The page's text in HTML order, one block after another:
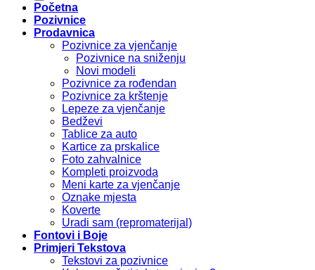
Početna
Pozivnice
Prodavnica
Pozivnice za vjenčanje
Pozivnice na sniženju
Novi modeli
Pozivnice za rođendan
Pozivnice za krštenje
Lepeze za vjenčanje
Bedževi
Tablice za auto
Kartice za prskalice
Foto zahvalnice
Kompleti proizvoda
Meni karte za vjenčanje
Oznake mjesta
Koverte
Uradi sam (repromaterijal)
Fontovi i Boje
Primjeri Tekstova
Tekstovi za pozivnice